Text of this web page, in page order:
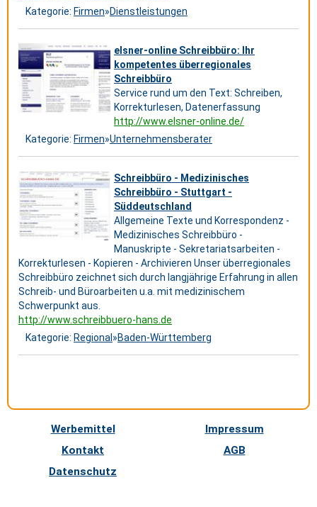
Kategorie: Firmen»Dienstleistungen
elsner-online Schreibbüro: Ihr
kompetentes überregionales
Schreibbüro
Service rund um den Text: Schreiben,
Korrekturlesen, Datenerfassung
http://www.elsner-online.de/
Kategorie: Firmen»Unternehmensberater
Schreibbüro - Medizinisches
Schreibbüro - Stuttgart -
Süddeutschland
Allgemeine Texte und Korrespondenz -
Medizinisches Schreibbüro -
Manuskripte - Sekretariatsarbeiten -
Korrekturlesen - Kopieren - Archivieren Unser überregionales
Schreibbüro zeichnet sich durch langjährige Erfahrung in allen
Schreib- und Büroarbeiten u.a. mit medizinischem
Schwerpunkt aus.
http://www.schreibbuero-hans.de
Kategorie: Regional »Baden-Württemberg
Werbemittel
Impressum
Kontakt
AGB
Datenschutz